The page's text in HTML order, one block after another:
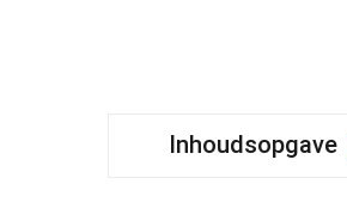
Inhoudsopgave